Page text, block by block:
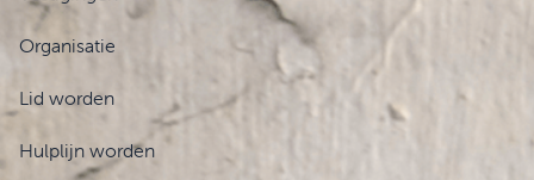
Organisatie
Lid worden
Hulplijn worden